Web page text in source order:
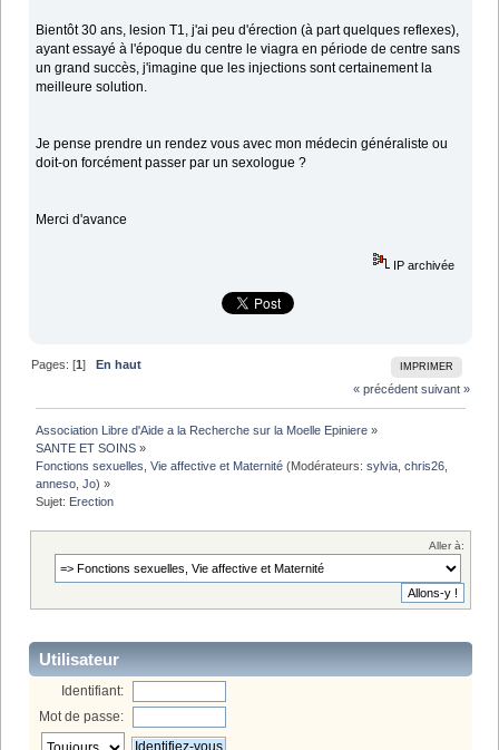
Bientôt 30 ans, lesion T1, j'ai peu d'érection (à part quelques reflexes),
ayant essayé à l'époque du centre le viagra en période de centre sans
un grand succès, j'imagine que les injections sont certainement la
meilleure solution.
Je pense prendre un rendez vous avec mon médecin généraliste ou
doit-on forcément passer par un sexologue ?
Merci d'avance
IP archivée
IMPRIMER
Pages: [1]
En haut
« précédent suivant »
Association Libre d'Aide a la Recherche sur la Moelle Epiniere »
SANTE ET SOINS »
Fonctions sexuelles, Vie affective et Maternité (Modérateurs:sylvia ,chris26
anneso ,Jo) »
Sujet: Erection
Aller à:
Utilisateur
Identifiant:
Mot de passe: